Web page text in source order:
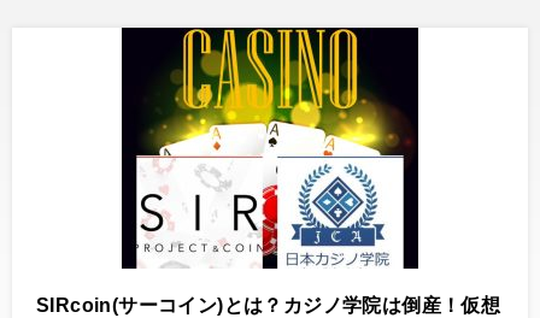
SIRcoin(サーコイン)とは？カジノ学院は倒産！仮想